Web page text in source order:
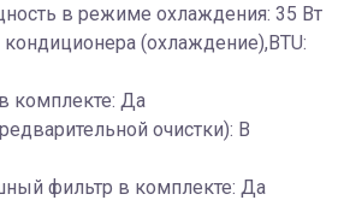
в режиме охлаждения: 35 Вт
(охлаждение),BTU:
комплекте: Да
очистки): В
фильтр в комплекте: Да